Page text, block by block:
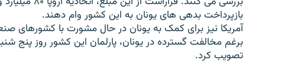
برنامه‌های رادیویی
فرکانس‌ها
چندرسانه‌ای
گزارش‌های تصویری
گزارش‌های ویدئویی
بازپرداخت بدهی های يونان به اين کشور وام دهند.
آمريکا نيز برای کمک به يونان در حال مشورت با کشورهای صنعتی
برغم مخالفت گسترده در يونان، پارلمان اين کشور روز پنج
تصويب کرد.